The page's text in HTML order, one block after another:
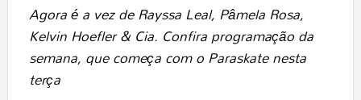
Agora é a vez de Rayssa Leal, Pâmela Rosa,
Kelvin Hoefler & Cia. Confira programação da
semana, que começa com o Paraskate nesta
terça